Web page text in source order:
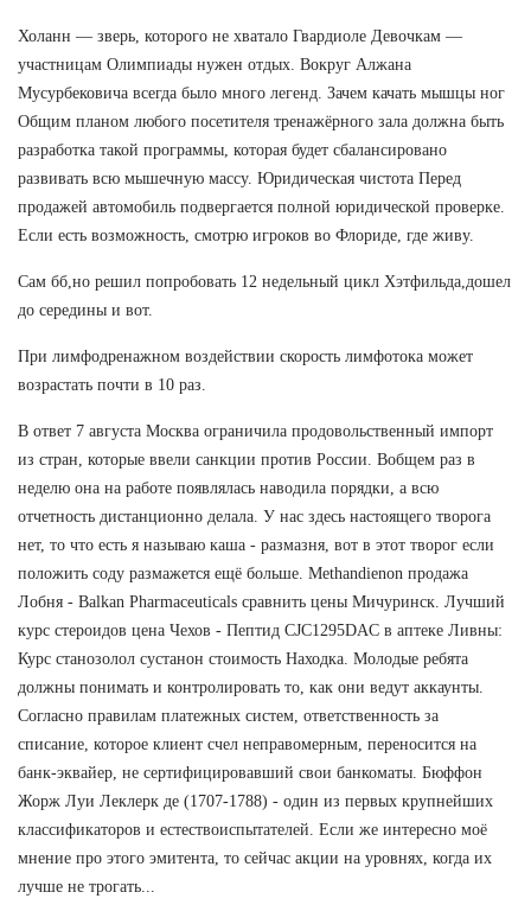
Холанн — зверь, которого не хватало Гвардиоле Девочкам —
участницам Олимпиады нужен отдых. Вокруг Алжана
Мусурбековича всегда было много легенд. Зачем качать мышцы ног
Общим планом любого посетителя тренажёрного зала должна быть
разработка такой программы, которая будет сбалансировано
развивать всю мышечную массу. Юридическая чистота Перед
продажей автомобиль подвергается полной юридической проверке.
Если есть возможность, смотрю игроков во Флориде, где живу.
Сам бб,но решил попробовать 12 недельный цикл Хэтфильда,дошел
до середины и вот.
При лимфодренажном воздействии скорость лимфотока может
возрастать почти в 10 раз.
В ответ 7 августа Москва ограничила продовольственный импорт
из стран, которые ввели санкции против России. Вобщем раз в
неделю она на работе появлялась наводила порядки, а всю
отчетность дистанционно делала. У нас здесь настоящего творога
нет, то что есть я называю каша - размазня, вот в этот творог если
положить соду размажется ещё больше. Methandienon продажа
Лобня - Balkan Pharmaceuticals сравнить цены Мичуринск. Лучший
курс стероидов цена Чехов - Пептид CJC1295DAC в аптеке Ливны:
Курс станозолол сустанон стоимость Находка. Молодые ребята
должны понимать и контролировать то, как они ведут аккаунты.
Согласно правилам платежных систем, ответственность за
списание, которое клиент счел неправомерным, переносится на
банк-эквайер, не сертифицировавший свои банкоматы. Бюффон
Жорж Луи Леклерк де (1707-1788) - один из первых крупнейших
классификаторов и естествоиспытателей. Если же интересно моё
мнение про этого эмитента, то сейчас акции на уровнях, когда их
лучше не трогать...